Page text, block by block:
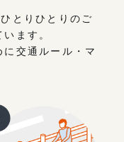
とりひとりのご
ます。
交通ルール・マ